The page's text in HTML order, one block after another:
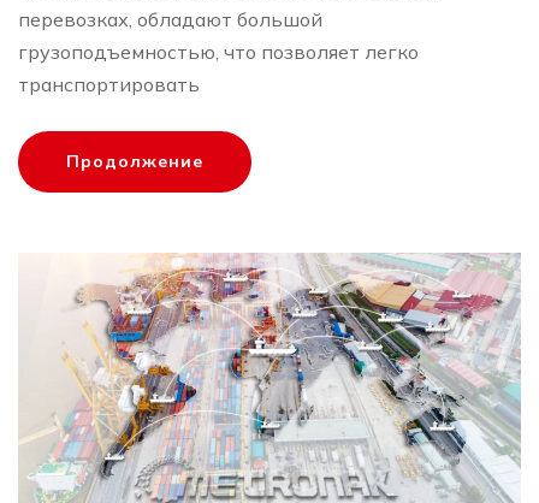
перевозках, обладают большой
грузоподъемностью, что позволяет легко
транспортировать
Продолжение